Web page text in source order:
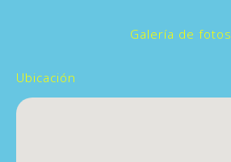
Galería de fotos
Ubicación